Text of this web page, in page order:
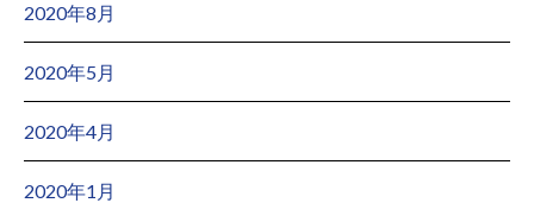
2020年8月
2020年5月
2020年4月
2020年1月